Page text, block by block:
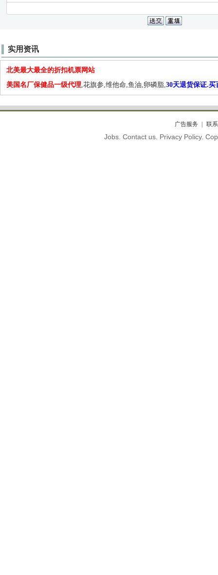
实用资讯
北美最大最全的折扣机票网站
美国名厂保健品一级代理,花旗参,维他命,鱼油,卵磷脂,30天退货保证.买
广告服务 联
Jobs. Contact us. Privacy Policy.